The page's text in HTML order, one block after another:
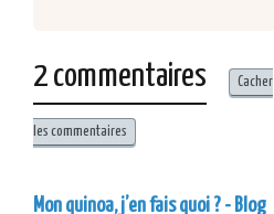
2 commentaires Cacher
les commentaires
Mon quinoa, j’en fais quoi ? - Blog